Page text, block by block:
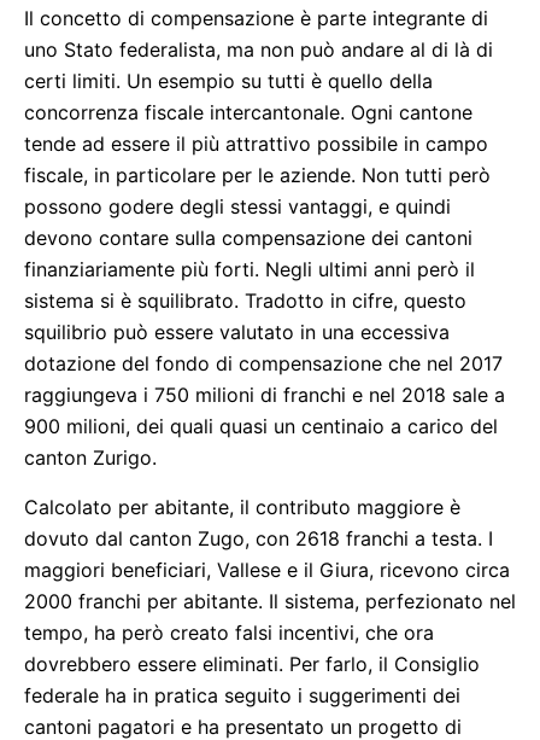
Il concetto di compensazione è parte integrante di
uno Stato federalista, ma non può andare al di là di
certi limiti. Un esempio su tutti è quello della
concorrenza fiscale intercantonale. Ogni cantone
tende ad essere il più attrattivo possibile in campo
fiscale, in particolare per le aziende. Non tutti però
possono godere degli stessi vantaggi, e quindi
devono contare sulla compensazione dei cantoni
finanziariamente più forti. Negli ultimi anni però il
sistema si è squilibrato. Tradotto in cifre, questo
squilibrio può essere valutato in una eccessiva
dotazione del fondo di compensazione che nel 2017
raggiungeva i 750 milioni di franchi e nel 2018 sale a
900 milioni, dei quali quasi un centinaio a carico del
canton Zurigo.
Calcolato per abitante, il contributo maggiore è
dovuto dal canton Zugo, con 2618 franchi a testa. I
maggiori beneficiari, Vallese e il Giura, ricevono circa
2000 franchi per abitante. Il sistema, perfezionato nel
tempo, ha però creato falsi incentivi, che ora
dovrebbero essere eliminati. Per farlo, il Consiglio
federale ha in pratica seguito i suggerimenti dei
cantoni pagatori e ha presentato un progetto di